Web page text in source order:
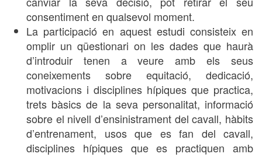
consentiment en qualsevol moment.
La participació en aquest estudi consisteix en
omplir un qüestionari on les dades que haurà
d’introduir tenen a veure amb els seus
coneixements sobre equitació, dedicació,
motivacions i disciplines hípiques que practica,
trets bàsics de la seva personalitat, informació
sobre el nivell d’ensinistrament del cavall, hàbits
d’entrenament, usos que es fan del cavall,
disciplines hípiques que es practiquen amb